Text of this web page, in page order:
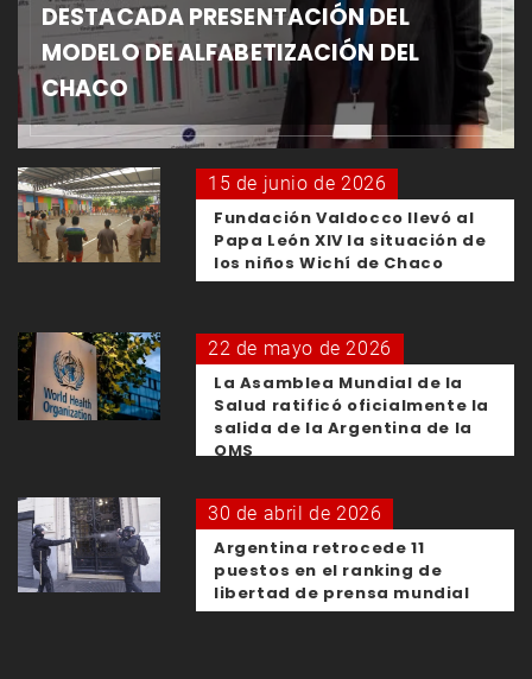
DESTACADA PRESENTACIÓN DEL
MODELO DE ALFABETIZACIÓN DEL
CHACO
15 de junio de 2026
Fundación Valdocco llevó al
Papa León XIV la situación de
los niños Wichí de Chaco
22 de mayo de 2026
La Asamblea Mundial de la
Salud ratificó oficialmente la
salida de la Argentina de la
OMS
30 de abril de 2026
Argentina retrocede 11
puestos en el ranking de
libertad de prensa mundial